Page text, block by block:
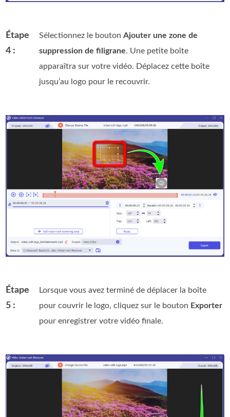
Étape
4 :
Sélectionnez le boutonAjouter une zone de
suppression de filigrane. Une petite boîte
apparaîtra sur votre vidéo. Déplacez cette boîte
jusqu’au logo pour le recouvrir.
Étape
5 :
Lorsque vous avez terminé de déplacer la boîte
pour couvrir le logo, cliquez sur le bouton Exporter
pour enregistrer votre vidéo finale.